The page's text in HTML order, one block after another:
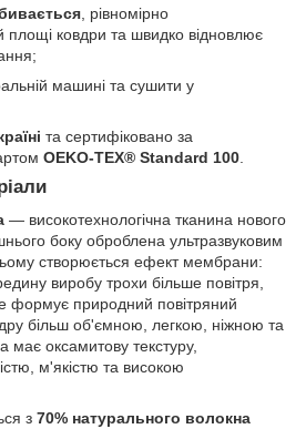
, рівномірно
площі ковдри та швидко відновлює
машині та сушити у
та сертифіковано за
OEKO-TEX® Standard 100
— високотехнологічна тканина нового
боку оброблена ультразвуковим
створюється ефект мембрани:
виробу трохи більше повітря,
формує природний повітряний
більш об'ємною, легкою, ніжною та
оксамитову текстуру,
м'якістю та високою
з 70% натурального волокна